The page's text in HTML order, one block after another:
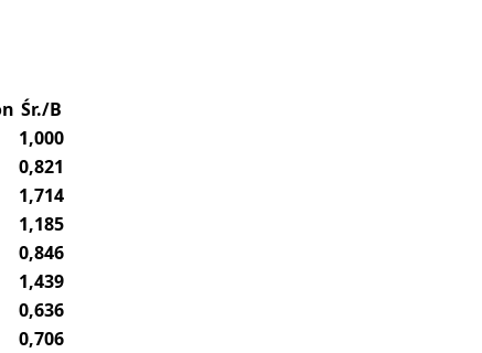
Śr./B
1,000
0,821
1,714
1,185
0,846
1,439
0,636
0,706